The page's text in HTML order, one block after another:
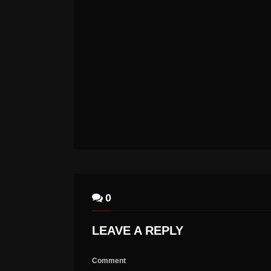
0
LEAVE A REPLY
Comment